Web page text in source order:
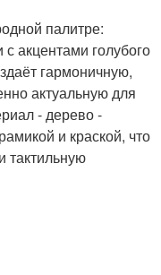
палитре:
акцентами голубого
гармоничную,
актуальную для
- дерево -
и краской, что
тактильную